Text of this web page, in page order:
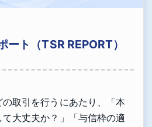
ート（TSR REPORT）
取引を行うにあたり、「本
大丈夫か？」「与信枠の適